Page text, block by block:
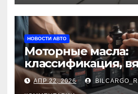
НОВОСТИ АВТО
Моторные масла:
классификация,
рекомендации по
для различных
АПР 22, 2026